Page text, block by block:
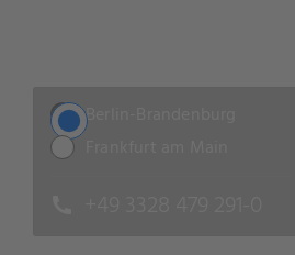
Berlin-Brandenburg